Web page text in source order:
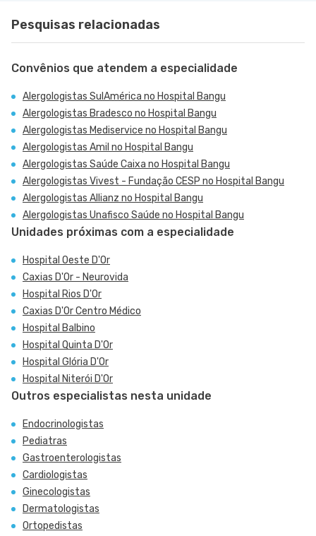
Pesquisas relacionadas
Convênios que atendem a especialidade
Alergologistas SulAmérica no Hospital Bangu
Alergologistas Bradesco no Hospital Bangu
Alergologistas Mediservice no Hospital Bangu
Alergologistas Amil no Hospital Bangu
Alergologistas Saúde Caixa no Hospital Bangu
Alergologistas Vivest - Fundação CESP no Hospital Bangu
Alergologistas Allianz no Hospital Bangu
Alergologistas Unafisco Saúde no Hospital Bangu
Unidades próximas com a especialidade
Hospital Oeste D'Or
Caxias D'Or - Neurovida
Hospital Rios D'Or
Caxias D'Or Centro Médico
Hospital Balbino
Hospital Quinta D'Or
Hospital Glória D'Or
Hospital Niterói D'Or
Outros especialistas nesta unidade
Endocrinologistas
Pediatras
Gastroenterologistas
Cardiologistas
Ginecologistas
Dermatologistas
Ortopedistas